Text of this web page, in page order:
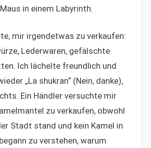
in einem Labyrinth.
mir irgendetwas zu verkaufen:
Lederwaren, gefälschte
Ich lächelte freundlich und
„La shukran“ (Nein, danke),
Ein Händler versuchte mir
zu verkaufen, obwohl
Stadt stand und kein Kamel in
zu verstehen, warum